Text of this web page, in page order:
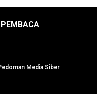
PEMBACA
Media Siber